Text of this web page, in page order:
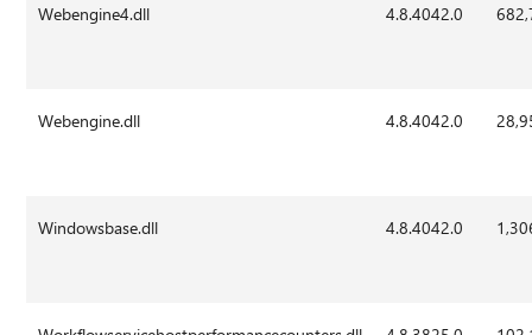
Webengine4.dll 4.8.4042.0
Webengine.dll 4.8.4042.0
Windowsbase.dll 4.8.4042.0